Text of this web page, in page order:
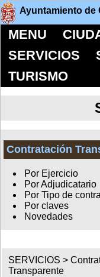
Ayuntamiento de
MENU
SERVICIOS
TURISMO
Contratación
Por Ejercicio
Por Adjudicatario
Por Tipo de
Por claves
Novedades
SERVICIOS >
Transparente